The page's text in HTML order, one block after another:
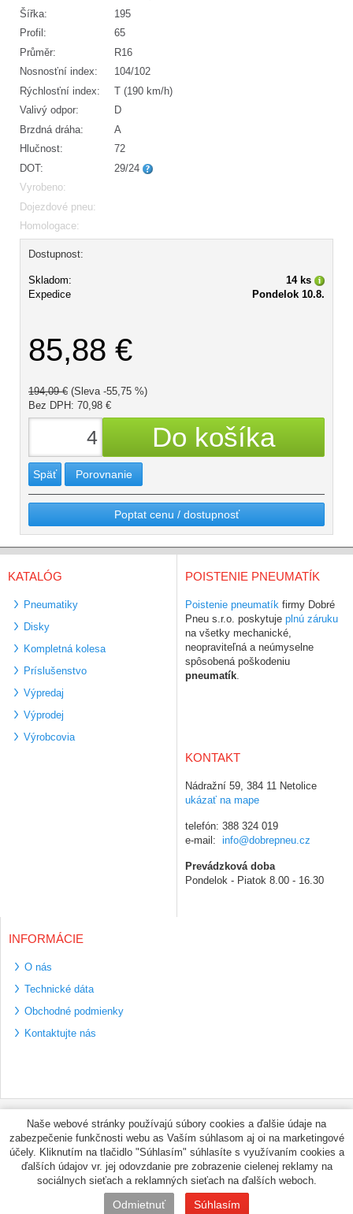
Šířka:
195
Profil:
65
Průměr:
R16
Nosnosťní index:
104/102
Rýchlosťní index:
T (190 km/h)
Valivý odpor:
D
Brzdná dráha:
A
Hlučnost:
72
DOT:
29/24
Vyrobeno:
Dojezdové pneu:
Homologace:
Dostupnost:
Skladom:
14 ks
Expedice
Pondelok 10.8.
85,88 €
194,09 € (Sleva -55,75 %)
Bez DPH: 70,98 €
Späť Porovnanie
Poptat cenu / dostupnosť
KATALÓG
Pneumatiky
Disky
Kompletná kolesa
Príslušenstvo
Výpredaj
Výprodej
Výrobcovia
POISTENIE PNEUMATÍK
Poistenie pneumatík firmy Dobré
Pneu s.r.o. poskytuje plnú záruku
na všetky mechanické,
neopraviteľná a neúmyselne
spôsobená poškodeniu
pneumatík
KONTAKT
Nádražní 59, 384 11 Netolice
ukázať na mape
telefón: 388 324 019
e-mail: info@dobrepneu.cz
Prevádzková doba
Pondelok - Piatok 8.00 - 16.30
INFORMÁCIE
O nás
Technické dáta
Obchodné podmienky
Kontaktujte nás
Bezpečné platební
metody
Využíváme zasílání
PPL
© PNEUMAX.SK 2026 by
Naše webové stránky používajú súbory cookies a ďalšie údaje na
zabezpečenie funkčnosti webu as Vaším súhlasom aj oi na marketingové
účely. Kliknutím na tlačidlo "Súhlasím" súhlasíte s využívaním cookies a
ďalších údajov vr. jej odovzdanie pre zobrazenie cielenej reklamy na
sociálnych sieťach a reklamných sieťach na ďalších weboch.
Odmietnuť Súhlasím